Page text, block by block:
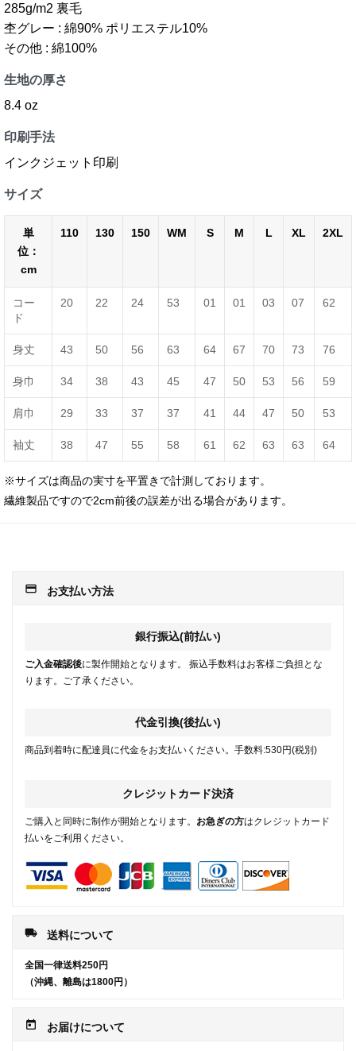
285g/m2 裏毛
杢グレー : 綿90% ポリエステル10%
その他 : 綿100%
生地の厚さ
8.4 oz
印刷手法
インクジェット印刷
サイズ
単
位：
cm
110 130 150 WM S M L XL 2XL
コー
ド
20 22 24 53 01 01 03 07 62
身丈 43 50 56 63 64 67 70 73 76
身巾 34 38 43 45 47 50 53 56 59
肩巾 29 33 37 37 41 44 47 50 53
袖丈 38 47 55 58 61 62 63 63 64
※サイズは商品の実寸を平置きで計測しております。
繊維製品ですので2cm前後の誤差が出る場合があります。
payment お支払い方法
銀行振込(前払い)
ご入金確認後に製作開始となります。 振込手数料はお客様ご負担とな
ります。ご了承ください。
代金引換(後払い)
商品到着時に配達員に代金をお支払いください。手数料:530円(税別)
クレジットカード決済
ご購入と同時に制作が開始となります。 お急ぎの方はクレジットカード
払いをご利用ください。
local_shipping 送料について
全国一律送料250円
（沖縄、離島は1800円）
today お届けについて